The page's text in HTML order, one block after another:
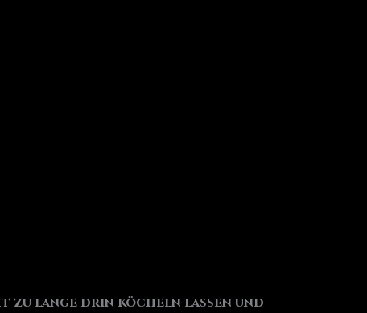
zu lange drin köcheln lassen und